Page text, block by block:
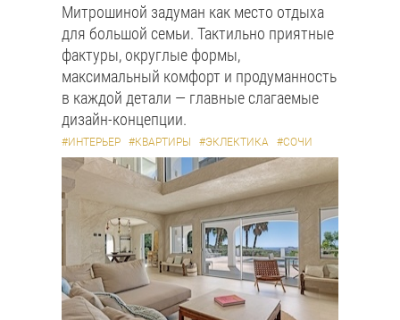
Митрошиной задуман как место отдыха
для большой семьи. Тактильно приятные
фактуры, округлые формы,
максимальный комфорт и продуманность
в каждой детали — главные слагаемые
дизайн-концепции.
#ИНТЕРЬЕР #КВАРТИРЫ #ЭКЛЕКТИКА #СОЧИ